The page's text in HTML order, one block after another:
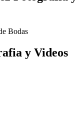
y Videos